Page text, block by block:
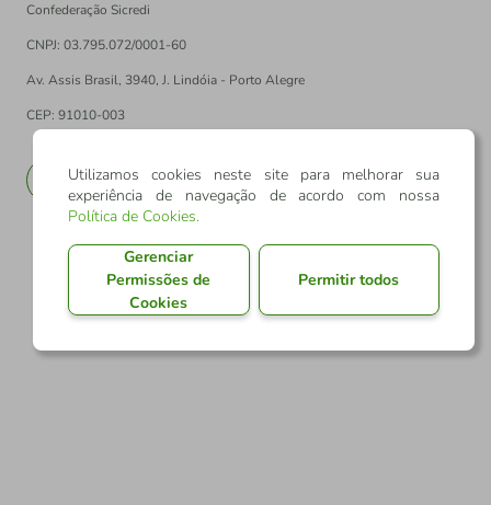
Confederação Sicredi
CNPJ: 03.795.072/0001-60
Av. Assis Brasil, 3940, J. Lindóia - Porto Alegre
CEP: 91010-003
EN
Utilizamos cookies neste site para melhorar sua
experiência de navegação de acordo com nossa
Política de Cookies.
Gerenciar
Permissões de
Cookies
Permitir todos